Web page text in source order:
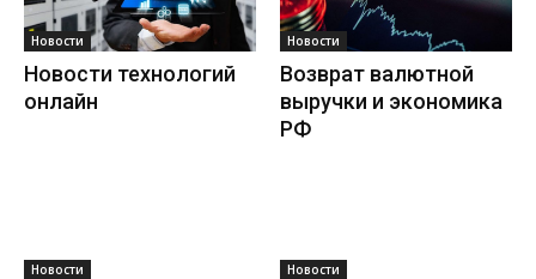
Новости
Новости технологий
онлайн
Новости
Возврат валютной
выручки и экономика
РФ
Новости Новости